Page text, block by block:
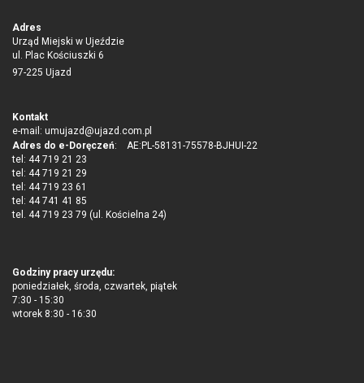
za pomocą promieni rentgenowskich pozwala wykryć raka piersi w
jego wczesnym stadium rozwoju, gdy możliwe jest skuteczne
leczenie. Badaj się i zatroszcz się o swoją przyszłość, bo jesteś
kobietą!Więcej informacji tutaj.
Adres
Urząd Miejski w Ujeździe
ul. Plac Kościuszki 6
97-225 Ujazd
Kontakt
e-mail: umujazd@ujazd.com.pl
Adres do e-Doręczeń: AE:PL-58131-75578-BJHUI-22
tel: 44 719 21 23
tel: 44 719 21 29
tel: 44 719 23 61
tel: 44 741 41 85
tel. 44 719 23 79 (ul. Kościelna 24)
Godziny pracy urzędu:
poniedziałek, środa, czwartek, piątek
7:30 - 15:30
wtorek 8:30 - 16:30